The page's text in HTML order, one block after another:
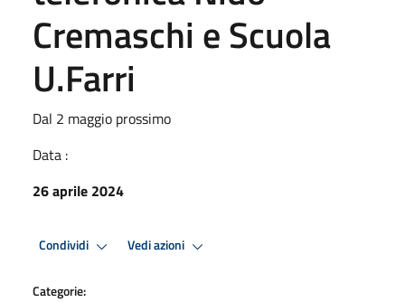
Cremaschi e Scuola
U.Farri
Dal 2 maggio prossimo
Data :
26 aprile 2024
Condividi Vedi azioni
Categorie: